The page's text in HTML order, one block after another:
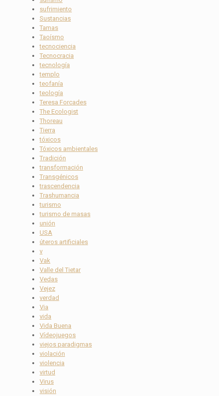
sufrimiento
Sustancias
Tamas
Taoísmo
tecnociencia
Tecnocracia
tecnología
templo
teofanía
teología
Teresa Forcades
The Ecologist
Thoreau
Tierra
tóxicos
Tóxicos ambientales
Tradición
transformación
Transgénicos
trascendencia
Trashumancia
turismo
turismo de masas
unión
USA
úteros artificiales
v
Vak
Valle del Tietar
Vedas
Vejez
verdad
Via
vida
Vida Buena
Vídeojuegos
viejos paradigmas
violación
violencia
virtud
Virus
visión